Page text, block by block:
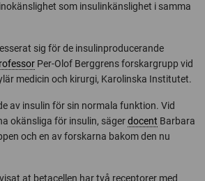
som insulinkänslighet i samma
sig för de insulinproducerande
Per-Olof Berggrens forskargrupp vid
medicin och kirurgi, Karolinska Institutet.
av insulin för sin normala funktion. Vid
okänsliga för insulin, sägerdocent Barbara
och en av forskarna bakom den nu
at betacellen har två receptorer med